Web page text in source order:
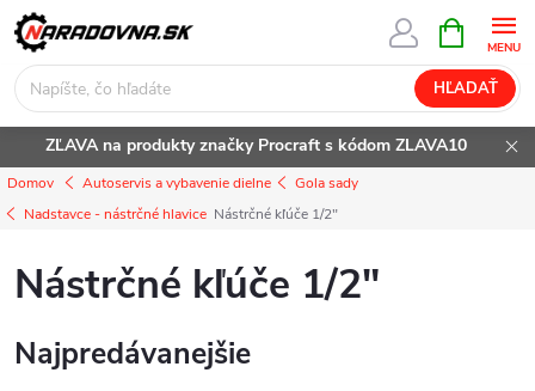
Prejsť
na
obsah
HĽADAŤ
KOŠÍK
ZĽAVA na produkty značky Procraft s kódom ZLAVA10
Domov Autoservis a vybavenie dielne
Gola sady
Nadstavce - nástrčné hlavice Nástrčné kľúče 1/2"
Nástrčné kľúče 1/2"
Najpredávanejšie